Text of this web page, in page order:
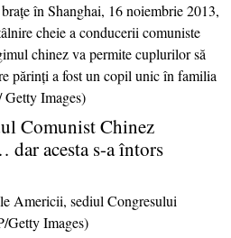
Comunist Chinez
acesta s-a întors